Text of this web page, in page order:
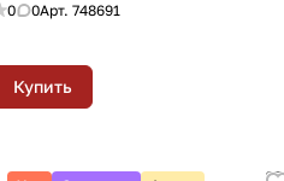
0 0Арт.748691
Купить